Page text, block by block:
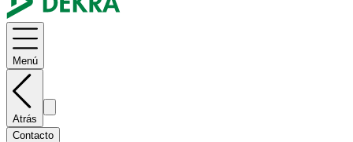
Menú
Atrás
Contacto